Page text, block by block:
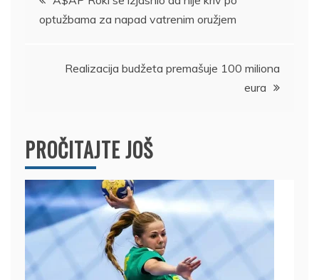
članka
optužbama za napad vatrenim oružjem
Realizacija budžeta premašuje 100 miliona
eura
PROČITAJTE JOŠ